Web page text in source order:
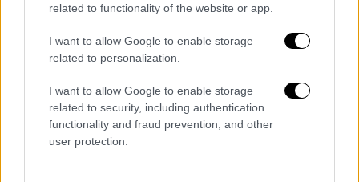
related to functionality of the website or app.
I want to allow Google to enable storage
related to personalization.
I want to allow Google to enable storage
related to security, including authentication
functionality and fraud prevention, and other
user protection.